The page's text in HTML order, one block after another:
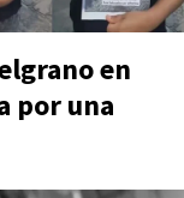
en
por una